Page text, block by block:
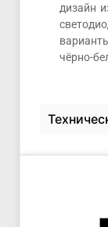
дизайн
чёрно-